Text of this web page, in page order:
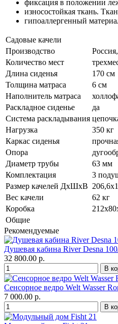
фиксация в положении
износостойкая ткань.
гипоаллергенный
Садовые качели
Производство
Количество мест
Длина сиденья
170 см
Толщина матраса
6 см
Наполнитель матраса
Раскладное сиденье
да
Система раскладывания
Нагрузка
350 кг
Каркас сиденья
Опора
Диаметр трубы
63 мм
Комплектация
3
Размер качелей ДхШхВ
Вес качели
62 кг
Коробка
Общие
Рекомендуемые
Душевая кабина River Desna
32 800.00 р.
Сенсорное ведро Welt Wasser
7 000.00 р.